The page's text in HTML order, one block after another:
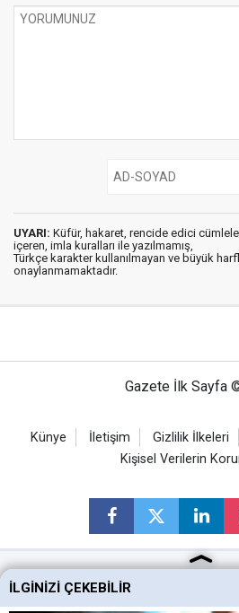
UYARI: Küfür, hakaret, rencide edici
içeren, imla kuralları ile yazılmamış,
Türkçe karakter kullanılmayan ve büyük
onaylanmamaktadır.
Gazete İlk Sayfa
Künye İletişim Gizlilik İlkeleri
Kişisel Verilerin
Ankara Haberleri
İLGINIZI ÇEKEBILIR